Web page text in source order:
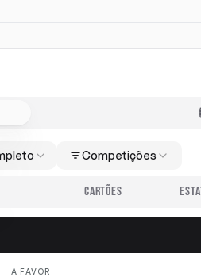
Competições
CARTÕES
A FAVOR